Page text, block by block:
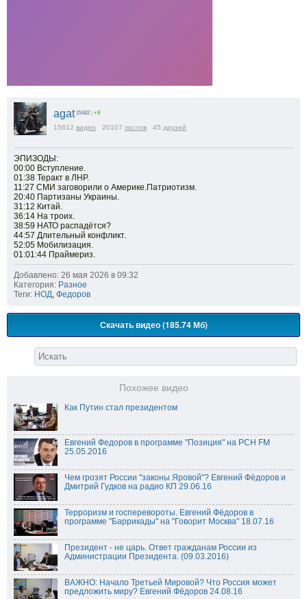
agat 25482 | +9
15612 видео 20107 постов 45 друзей
ЭПИЗОДЫ:
00:00 Вступление.
01:38 Теракт в ЛНР.
11:27 СМИ заговорили о Америке.Патриотизм.
20:40 Партизаны Украины.
31:12 Китай.
36:14 На троих.
38:59 НАТО распадётся?
44:57 Длительный конфликт.
52:05 Мобилизация.
01:01:44 Праймериз.
Добавлено: 26 мая 2026 в 09:32
Категория: Разное
Теги: НОД Федоров
Скачать видео (185.74 Мб)
Похожее видео
Как Путин стал президентом
Евгений Федоров в программе "Позиция" на РСН FM
25.05.2016
Чем грозят России "законы Яровой"? Евгений Фёдоров и
Дмитрий Гудков на радио КП 29.06.16
Терроризм и госперевороты. Евгений Фёдоров в
программе "Баррикады" на "Говорит Москва" 18.07.16
Президент - не царь. Ответ гражданам России из
Администрации Президента. (09.03.2016)
ВАЖНО: Начало Третьей Мировой? Что Россия может
предложить миру? Евгений Фёдоров 24.08.16